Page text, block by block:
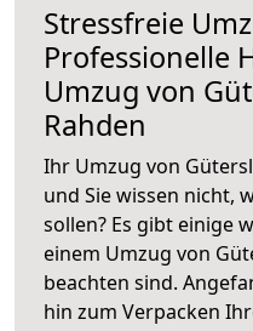
Stressfreie
Professionelle
Umzug von
Rahden
Ihr Umzug von
und Sie wissen nicht,
sollen? Es gibt einige
einem Umzug von
beachten sind.
hin zum Verpacken